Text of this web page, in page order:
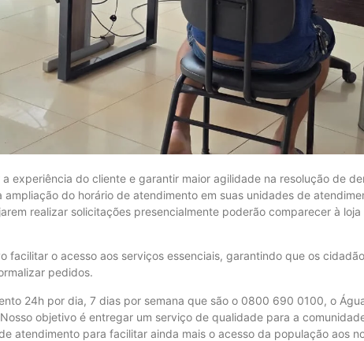
experiência do cliente e garantir maior agilidade na resolução de
ampliação do horário de atendimento em suas unidades de
realizar solicitações presencialmente poderão comparecer à
facilitar o acesso aos serviços essenciais, garantindo que os
pedidos.
24h por dia, 7 dias por semana que são o 0800 690 0100, o
objetivo é entregar um serviço de qualidade para a
atendimento para facilitar ainda mais o acesso da população aos